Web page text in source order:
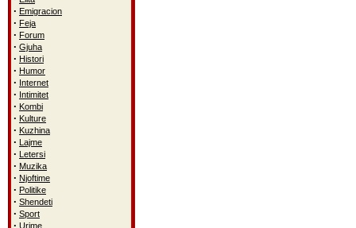
· Emigracion
· Feja
· Forum
· Gjuha
· Histori
· Humor
· Internet
· Intimitet
· Kombi
· Kulture
· Kuzhina
· Lajme
· Letersi
· Muzika
· Njoftime
· Politike
· Shendeti
· Sport
· Urime